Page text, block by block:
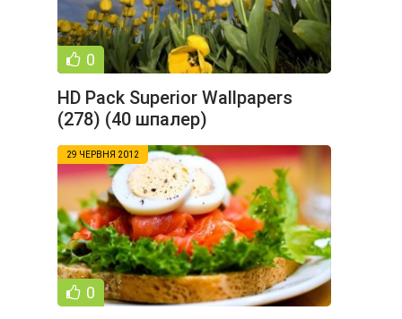
0
HD Pack Superior Wallpapers
(278) (40 шпалер)
29 ЧЕРВНЯ 2012
0